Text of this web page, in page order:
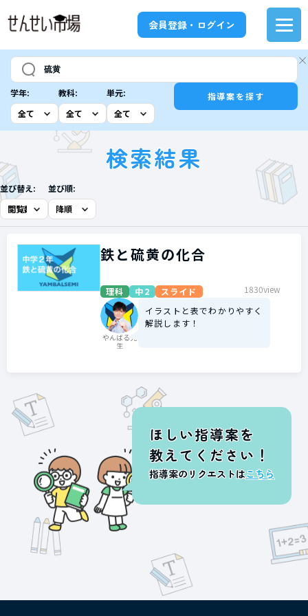
会員登録・ログイン
学年: 教科: 単元: 指導案を探す
検索結果
並び替え: 並び順:
鉄と硫黄の化合
理科 中2 スライド 1830view
やんばる先
生
イラストと表でわかりやすく
解説します！
ほしい指導案を
教えてください！
指導案のリクエストはこちら